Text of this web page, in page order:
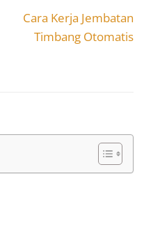
Cara Kerja Jembatan
Timbang Otomatis